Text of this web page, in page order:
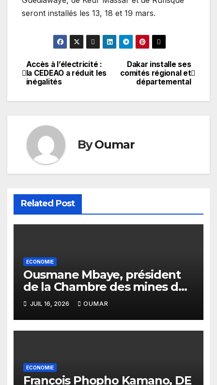
seront installés les 13, 18 et 19 mars.
Navigation
de
Dakar installe ses
comités régional et
départemental
Accès à l’électricité :
la CEDEAO a réduit les
inégalités
ByOumar
Related Post
ECONOMIE
Ousmane Mbaye, président
de la Chambre des mines du
Sénégal : « C’est l’Etat qui doit
assurer le financement des
infrastructures »
JUIL 16, 2026 OUMAR
ECONOMIE
François Phopho Kamano, DE